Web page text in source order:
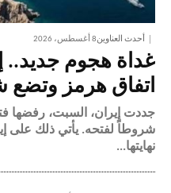
أحدث العناوين8 أغسطس، 2026
غداة هجوم جديد..
اتفاق هرمز وتضع
جددت إيران، السبت، رفضها
شروطاً لفتحه. يأتي ذلك على
نهايتها...